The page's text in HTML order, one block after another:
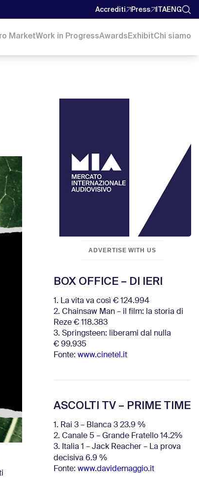
Accrediti Press ITAENG
MarketWork in ProgressAwardsExhibitChi siamo
ADVERTISE WITH US
BOX OFFICE – DI IERI
1. La vita va così € 124.994
2. Chainsaw Man – il film: la storia di
Reze € 118.383
3. Springsteen: liberami dal nulla
€ 99.935
Fonte: www.cinetel.it
ASCOLTI TV – PRIME TIME
1. Rai 3 – Blanca 3 23.9 %
2. Canale 5 – Grande Fratello 14.2%
3. Italia 1 – Jack Reacher – La prova
decisiva 6.9 %
Fonte: www.davidemaggio.it